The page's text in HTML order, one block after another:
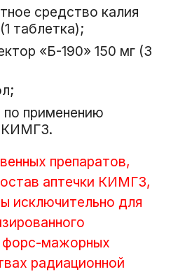
средство калия
таблетка);
«Б-190» 150 мг (3
по применению
КИМГЗ.
препаратов,
аптечки КИМГЗ,
исключительно для
форс-мажорных
радиационной